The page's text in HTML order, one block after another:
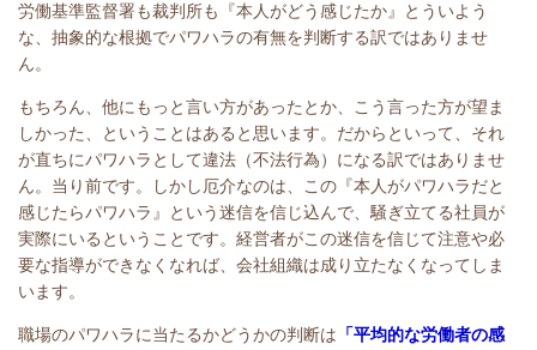
労働基準監督署も裁判所も『本人がどう感じたか』とういよう
な、抽象的な根拠でパワハラの有無を判断する訳ではありませ
ん。
もちろん、他にもっと言い方があったとか、こう言った方が望ま
しかった、ということはあると思います。だからといって、それ
が直ちにパワハラとして違法（不法行為）になる訳ではありませ
ん。当り前です。しかし厄介なのは、この『本人がパワハラだと
感じたらパワハラ』という迷信を信じ込んで、騒ぎ立てる社員が
実際にいるということです。経営者がこの迷信を信じて注意や必
要な指導ができなくなれば、会社組織は成り立たなくなってしま
います。
職場のパワハラに当たるかどうかの判断は 「平均的な労働者の感